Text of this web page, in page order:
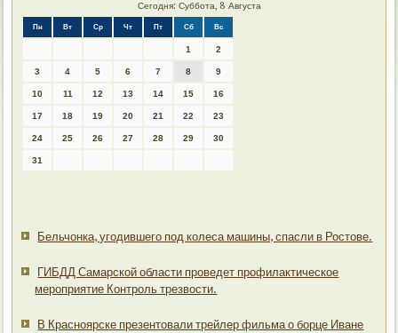
Сегодня: Суббота, 8 Августа
Пн Вт Ср Чт Пт Сб Вс
1 2
3 4 5 6 7 8 9
10 11 12 13 14 15 16
17 18 19 20 21 22 23
24 25 26 27 28 29 30
31
Бельчонка, угодившего под колеса машины, спасли в Ростове.
ГИБДД Самарской области проведет профилактическое
мероприятие Контроль трезвости.
В Красноярске презентовали трейлер фильма о борце Иване